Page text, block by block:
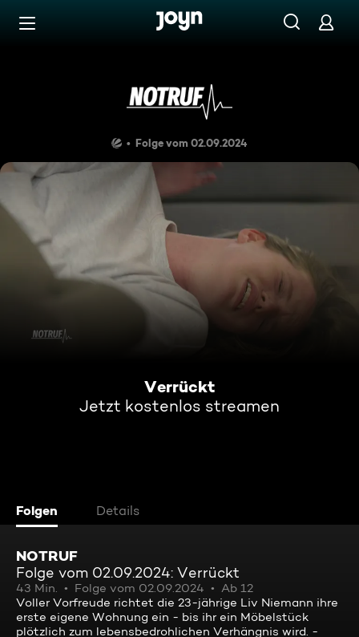
Zum Inhalt springen
Verrückt
Folge vom 02.09.2024
Verrückt
Jetzt kostenlos streamen
Folgen Details
NOTRUF
Folge vom 02.09.2024: Verrückt
43 Min. Folge vom 02.09.2024
Ab 12
Voller Vorfreude richtet die 23-jährige Liv Niemann ihre
erste eigene Wohnung ein - bis ihr ein Möbelstück
plötzlich zum lebensbedrohlichen Verhängnis wird. -